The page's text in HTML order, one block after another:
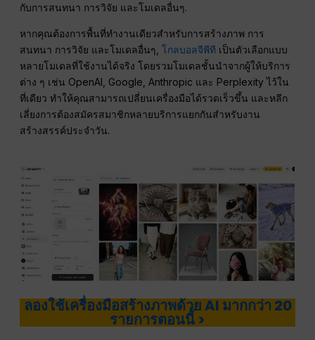
กับการสนทนา การวิจัย และโมเดลอื่นๆ.
หากคุณต้องการพื้นที่ทำงานเดียวสำหรับการสร้างภาพ การ
สนทนา การวิจัย และโมเดลอื่นๆ,โกลบอลจีพีที เป็นตัวเลือกแบบ
หลายโมเดลที่ใช้งานได้จริง โดยรวมโมเดลชั้นนำจากผู้ให้บริการ
ต่าง ๆ เช่น OpenAI, Google, Anthropic และ Perplexity ไว้ใน
ที่เดียว ทำให้คุณสามารถเปลี่ยนเครื่องมือได้รวดเร็วขึ้น และหลีก
เลี่ยงการต้องสมัครสมาชิกหลายบริการแยกกันสำหรับงาน
สร้างสรรค์ประจำวัน.
ลองใช้เครื่องมือสร้างภาพด้วย AI มากกว่า 20
รายการตอนนี้ >